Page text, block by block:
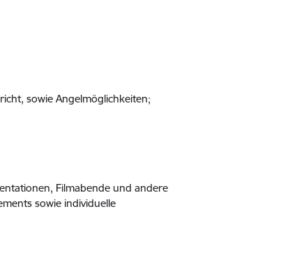
sowie Angelmöglichkeiten;
Filmabende und andere
sowie individuelle